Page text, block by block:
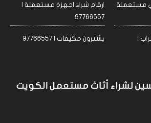
مستعملة
ارقام شراء اجهزة مستعملة |
97766557
|
يشترون مكيفات | 97766557
لشراء أثاث مستعمل الكويت